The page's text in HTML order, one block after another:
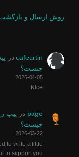
روش ارسال و بازگشت
cafeartin در
چیست؟
2026-04-05
Nice
page در پیپ
چیست؟
2026-03-22
to write a little
to support you.